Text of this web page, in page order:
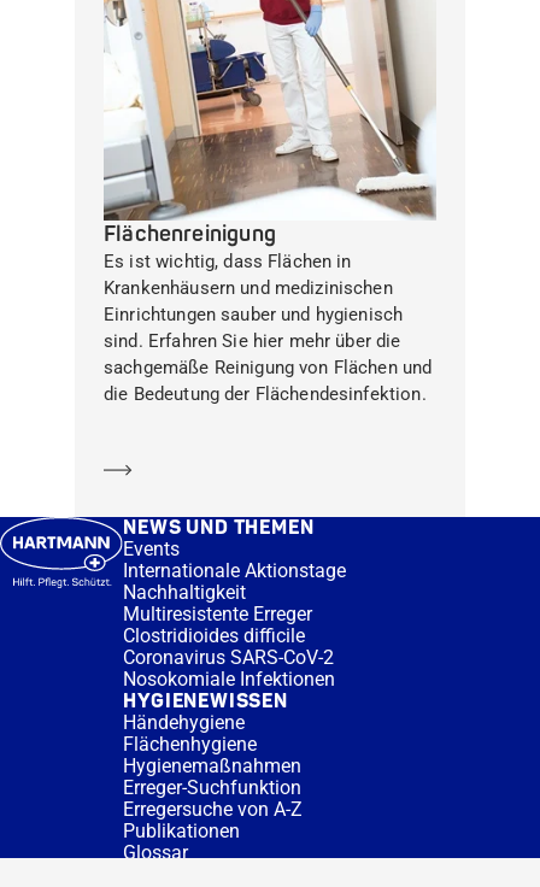
Flächenreinigung
Es ist wichtig, dass Flächen in
Krankenhäusern und medizinischen
Einrichtungen sauber und hygienisch
sind. Erfahren Sie hier mehr über die
sachgemäße Reinigung von Flächen und
die Bedeutung der Flächendesinfektion.
NEWS UND THEMEN
Events
Internationale Aktionstage
Nachhaltigkeit
Multiresistente Erreger
Clostridioides difficile
Coronavirus SARS-CoV-2
Nosokomiale Infektionen
HYGIENEWISSEN
Händehygiene
Flächenhygiene
Hygienemaßnahmen
Erreger-Suchfunktion
Erregersuche von A-Z
Publikationen
Glossar